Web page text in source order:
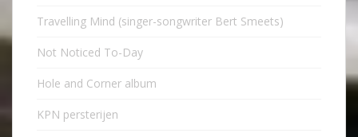
Travelling Mind (singer-songwriter Bert Smeets)
Not Noticed To-Day
Hole and Corner album
KPN persterijen